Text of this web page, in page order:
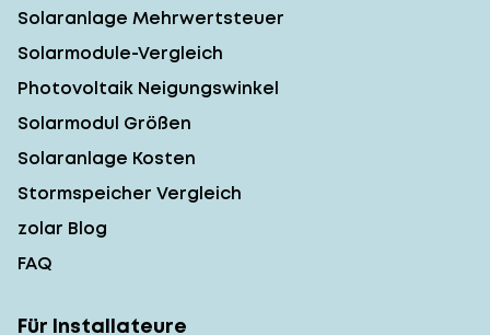
Solaranlage Mehrwertsteuer
Solarmodule-Vergleich
Photovoltaik Neigungswinkel
Solarmodul Größen
Solaranlage Kosten
Stormspeicher Vergleich
zolar Blog
FAQ
Für Installateure